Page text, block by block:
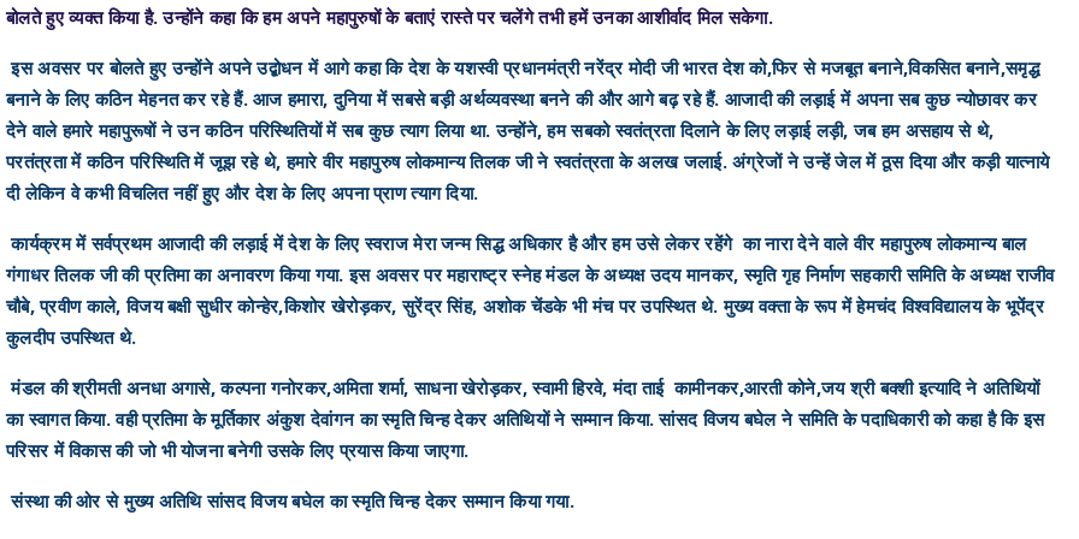
बोलते हुए व्यक्त किया है. उन्होंने कहा कि हम अपने महापुरुषों के बताएं रास्ते पर चलेंगे तभी हमें उनका आशीर्वाद मिल सकेगा.
इस अवसर पर बोलते हुए उन्होंने अपने उद्बोधन में आगे कहा कि देश के यशस्वी प्रधानमंत्री नरेंद्र मोदी जी भारत देश को,फिर से मजबूत बनाने,विकसित बनाने,समृद्ध
बनाने के लिए कठिन मेहनत कर रहे हैं. आज हमारा, दुनिया में सबसे बड़ी अर्थव्यवस्था बनने की और आगे बढ़ रहे हैं. आजादी की लड़ाई में अपना सब कुछ न्योछावर कर
देने वाले हमारे महापुरूषों ने उन कठिन परिस्थितियों में सब कुछ त्याग लिया था. उन्होंने, हम सबको स्वतंत्रता दिलाने के लिए लड़ाई लड़ी, जब हम असहाय से थे,
परतंत्रता में कठिन परिस्थिति में जूझ रहे थे, हमारे वीर महापुरुष लोकमान्य तिलक जी ने स्वतंत्रता के अलख जलाई. अंग्रेजों ने उन्हें जेल में ठूस दिया और कड़ी यात्नाये
दी लेकिन वे कभी विचलित नहीं हुए और देश के लिए अपना प्राण त्याग दिया.
कार्यक्रम में सर्वप्रथम आजादी की लड़ाई में देश के लिए स्वराज मेरा जन्म सिद्ध अधिकार है और हम उसे लेकर रहेंगे का नारा देने वाले वीर महापुरुष लोकमान्य बाल
गंगाधर तिलक जी की प्रतिमा का अनावरण किया गया. इस अवसर पर महाराष्ट्र स्नेह मंडल के अध्यक्ष उदय मानकर, स्मृति गृह निर्माण सहकारी समिति के अध्यक्ष राजीव
चौबे, प्रवीण काले, विजय बक्षी सुधीर कोन्हेर,किशोर खेरोड़कर, सुरेंद्र सिंह, अशोक चेंडके भी मंच पर उपस्थित थे. मुख्य वक्ता के रूप में हेमचंद विश्वविद्यालय के भूपेंद्र
कुलदीप उपस्थित थे.
मंडल की श्रीमती अनधा अगासे, कल्पना गनोरकर,अमिता शर्मा, साधना खेरोड़कर, स्वामी हिरवे, मंदा ताई कामीनकर,आरती कोने,जय श्री बक्शी इत्यादि ने अतिथियों
का स्वागत किया. वही प्रतिमा के मूर्तिकार अंकुश देवांगन का स्मृति चिन्ह देकर अतिथियों ने सम्मान किया. सांसद विजय बघेल ने समिति के पदाधिकारी को कहा है कि इस
परिसर में विकास की जो भी योजना बनेगी उसके लिए प्रयास किया जाएगा.
संस्था की ओर से मुख्य अतिथि सांसद विजय बघेल का स्मृति चिन्ह देकर सम्मान किया गया.